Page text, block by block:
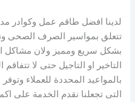
لدينا افضل طاقم عمل وكوادر
تتعلق بمواسير الصرف الصحى
بشكل سريع ومميز ولان مشاكل
التاخير او التاجيل حتى لا
بالمواعيد المحددة للعملاء
التى تجعلنا نقدم الخدمة على